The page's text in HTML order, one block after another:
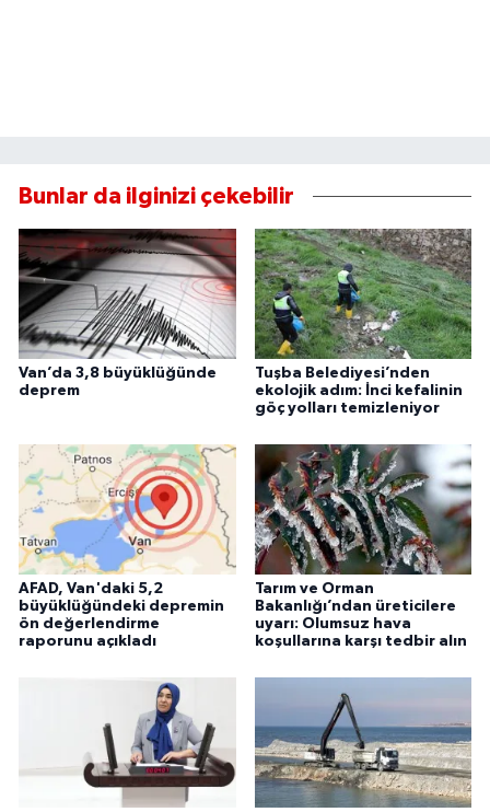
Bunlar da ilginizi çekebilir
Van’da 3,8 büyüklüğünde
deprem
Tuşba Belediyesi’nden
ekolojik adım: İnci kefalinin
göç yolları temizleniyor
AFAD, Van'daki 5,2
büyüklüğündeki depremin
ön değerlendirme
raporunu açıkladı
Tarım ve Orman
Bakanlığı’ndan üreticilere
uyarı: Olumsuz hava
koşullarına karşı tedbir alın